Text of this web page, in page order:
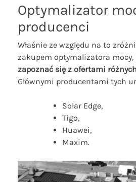
Optymalizator
producenci
Właśnie ze względu na to
zakupem optymalizatora mocy,
zapoznać się z ofertami
Głównymi producentami tych
Solar Edge,
Tigo,
Huawei,
Maxim.